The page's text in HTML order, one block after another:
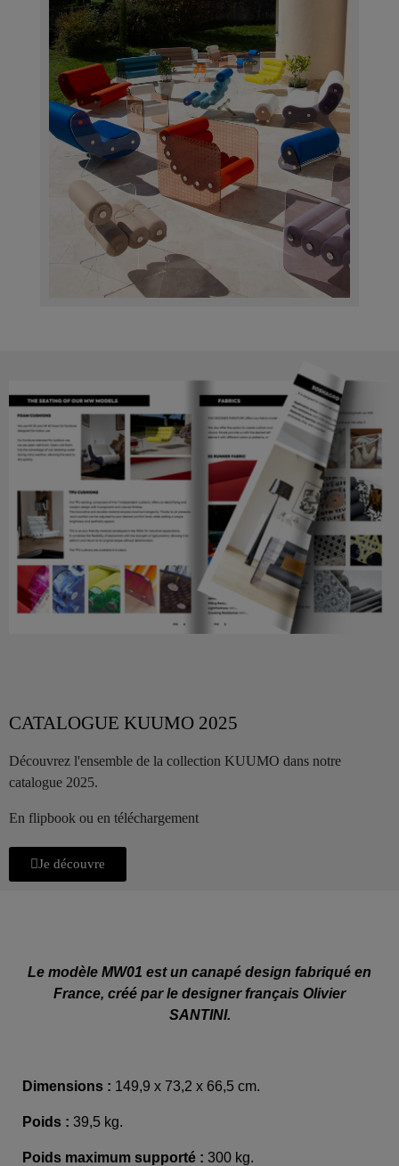
CATALOGUE KUUMO 2025
Découvrez l'ensemble de la collection KUUMO dans notre
catalogue 2025.
En flipbook ou en téléchargement
Je découvre
Le modèle MW01 est un canapé design fabriqué en
France, créé par le designer français Olivier
SANTINI.
Dimensions : 149,9 x 73,2 x 66,5 cm.
Poids : 39,5 kg.
Poids maximum supporté : 300 kg.